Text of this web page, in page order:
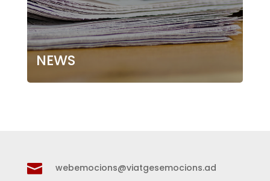
NEWS
 webemocions@viatgesemocions.ad